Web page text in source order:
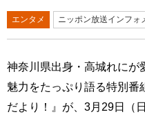
エンタメ ニッポン放送インフォ
神奈川県出身・高城れにが
魅力をたっぷり語る特別番
だより！』が、3月29日（